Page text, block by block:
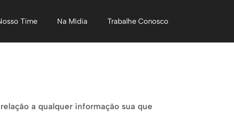
Time Na Mídia Trabalhe Conosco
a qualquer informação sua que